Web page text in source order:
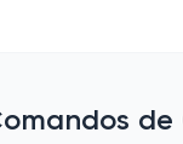
de